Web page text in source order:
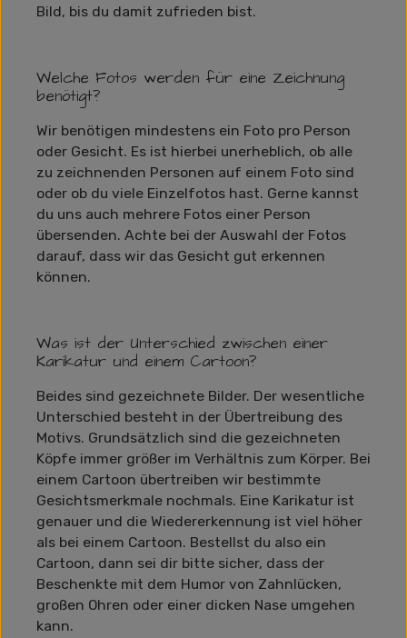
Bild, bis du damit zufrieden bist.
Welche Fotos werden für eine Zeichnung
benötigt?
Wir benötigen mindestens ein Foto pro Person
oder Gesicht. Es ist hierbei unerheblich, ob alle
zu zeichnenden Personen auf einem Foto sind
oder ob du viele Einzelfotos hast. Gerne kannst
du uns auch mehrere Fotos einer Person
übersenden. Achte bei der Auswahl der Fotos
darauf, dass wir das Gesicht gut erkennen
können.
Was ist der Unterschied zwischen einer
Karikatur und einem Cartoon?
Beides sind gezeichnete Bilder. Der wesentliche
Unterschied besteht in der Übertreibung des
Motivs. Grundsätzlich sind die gezeichneten
Köpfe immer größer im Verhältnis zum Körper. Bei
einem Cartoon übertreiben wir bestimmte
Gesichtsmerkmale nochmals. Eine Karikatur ist
genauer und die Wiedererkennung ist viel höher
als bei einem Cartoon. Bestellst du also ein
Cartoon, dann sei dir bitte sicher, dass der
Beschenkte mit dem Humor von Zahnlücken,
großen Ohren oder einer dicken Nase umgehen
kann.